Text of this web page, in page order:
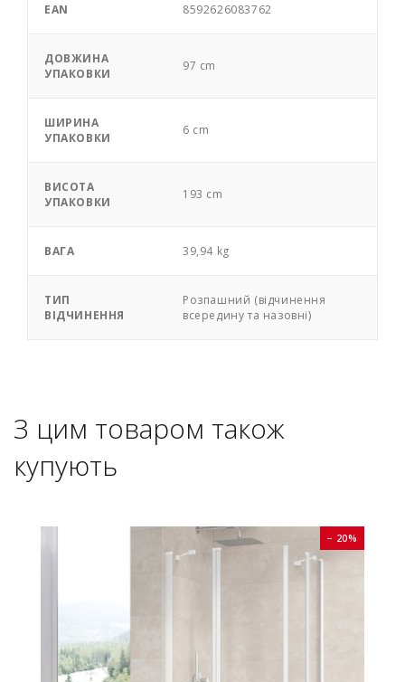
EAN 8592626083762
ДОВЖИНА
УПАКОВКИ
97 cm
ШИРИНА
УПАКОВКИ
6 cm
ВИСОТА
УПАКОВКИ
193 cm
ВАГА 39,94 kg
ТИП
ВІДЧИНЕННЯ
Розпашний (відчинення
всередину та назовні)
З цим товаром також
купують
− 20%